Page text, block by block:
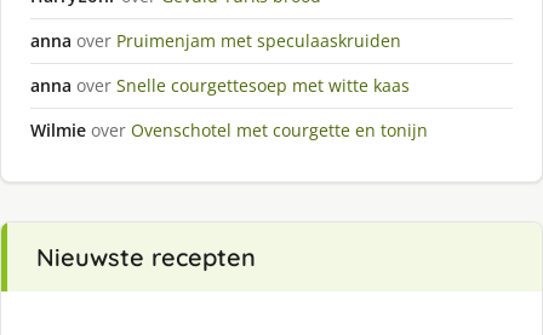
anna over Pruimenjam met speculaaskruiden
anna over Snelle courgettesoep met witte kaas
Wilmie over Ovenschotel met courgette en tonijn
Nieuwste recepten